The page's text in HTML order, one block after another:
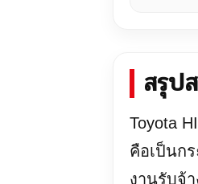
สรุป
Toyota
คือเป็นก
งานรับจ้